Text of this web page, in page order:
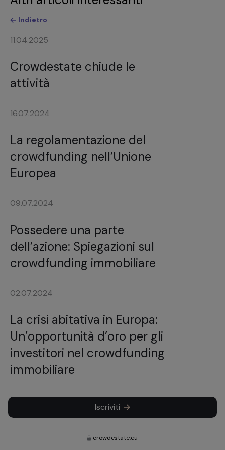
Indietro
11.04.2025
Crowdestate chiude le
attività
16.07.2024
La regolamentazione del
crowdfunding nell’Unione
Europea
09.07.2024
Possedere una parte
dell’azione: Spiegazioni sul
crowdfunding immobiliare
02.07.2024
La crisi abitativa in Europa:
Un’opportunità d’oro per gli
investitori nel crowdfunding
immobiliare
Iscriviti
crowdestate.eu